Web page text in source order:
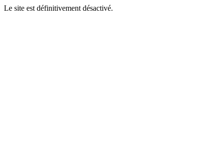
Le site est définitivement désactivé.